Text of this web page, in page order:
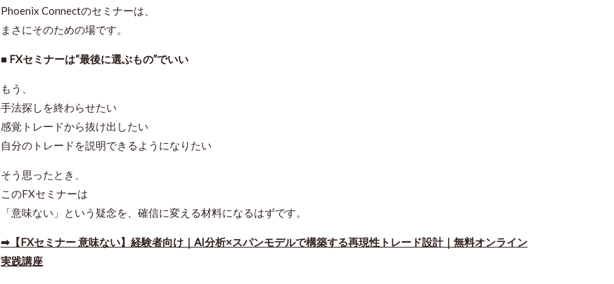
Phoenix Connectのセミナーは、
まさにそのための場です。
■ FXセミナーは“最後に選ぶもの”でいい
もう、
手法探しを終わらせたい
感覚トレードから抜け出したい
自分のトレードを説明できるようになりたい
そう思ったとき、
このFXセミナーは
「意味ない」という疑念を、確信に変える材料になるはずです。
➡【FXセミナー 意味ない】経験者向け｜AI分析×スパンモデルで構築する再現性トレード設計｜無料オンライン
実践講座